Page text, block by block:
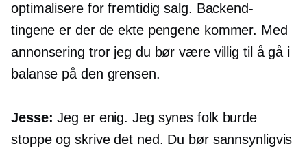
optimalisere for fremtidig salg. Backend-
tingene er der de ekte pengene kommer. Med
annonsering tror jeg du bør være villig til å gå i
balanse på den grensen.
Jesse: Jeg er enig. Jeg synes folk burde
stoppe og skrive det ned. Du bør sannsynligvis